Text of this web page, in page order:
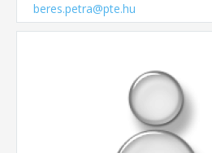
beres.petra@pte.hu